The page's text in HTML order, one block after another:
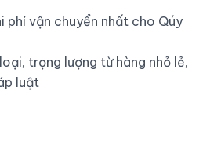
vận chuyển nhất cho Qúy
trọng lượng từ hàng nhỏ lẻ,
luật